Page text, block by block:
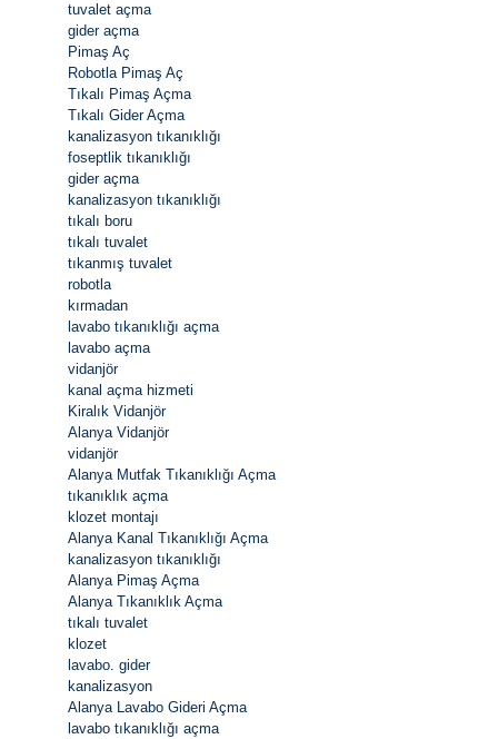
tuvalet açma
gider açma
Pimaş Aç
Robotla Pimaş Aç
Tıkalı Pimaş Açma
Tıkalı Gider Açma
kanalizasyon tıkanıklığı
foseptlik tıkanıklığı
gider açma
kanalizasyon tıkanıklığı
tıkalı boru
tıkalı tuvalet
tıkanmış tuvalet
robotla
kırmadan
lavabo tıkanıklığı açma
lavabo açma
vidanjör
kanal açma hizmeti
Kiralık Vidanjör
Alanya Vidanjör
vidanjör
Alanya Mutfak Tıkanıklığı Açma
tıkanıklık açma
klozet montajı
Alanya Kanal Tıkanıklığı Açma
kanalizasyon tıkanıklığı
Alanya Pimaş Açma
Alanya Tıkanıklık Açma
tıkalı tuvalet
klozet
lavabo. gider
kanalizasyon
Alanya Lavabo Gideri Açma
lavabo tıkanıklığı açma